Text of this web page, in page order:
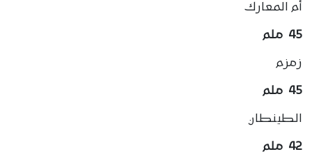
أم المعارك
45 ملم
زمزم
45 ملم
الطينطان
42 ملم